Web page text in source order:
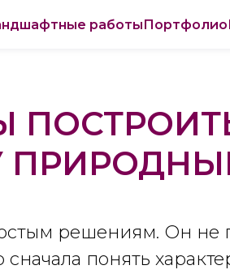
работыПортфолио
решениям. Он
понять